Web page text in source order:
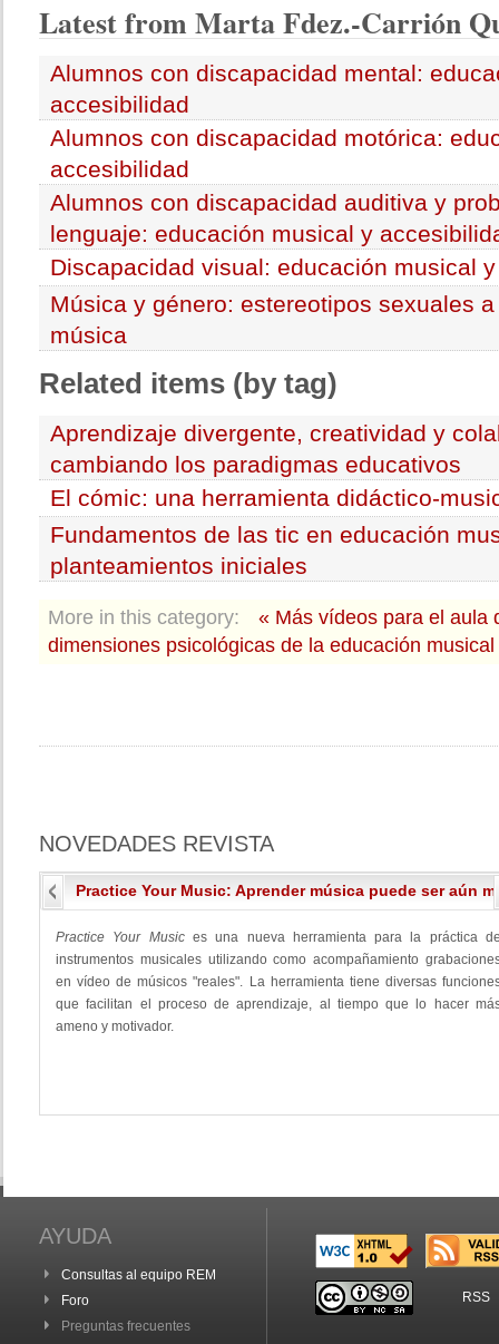
Latestfrom Marta Fdez.-Carrión
Alumnos con discapacidad mental:
accesibilidad
Alumnos con discapacidad motórica:
accesibilidad
Alumnos con discapacidad auditiva y
lenguaje: educación musical y
Discapacidad visual: educación musical
Música y género: estereotipos sexuales
música
Related items (by tag)
Aprendizaje divergente, creatividad y
cambiando los paradigmas educativos
El cómic: una herramienta didáctico-
Fundamentos de las tic en educación
planteamientos iniciales
More in this category:
« Más vídeos para el aula
dimensiones psicológicas de la educación musical
NOVEDADES REVISTA
Practice Your Music: Aprender música puede ser aún
Practice Your Music es una nueva herramienta para la práctica
instrumentos musicales utilizando como acompañamiento
en vídeo de músicos "reales". La herramienta tiene diversas
que facilitan el proceso de aprendizaje, al tiempo que lo hacer
ameno y motivador.
AYUDA
Consultas al equipo REM
Foro
Preguntas frecuentes
RSS